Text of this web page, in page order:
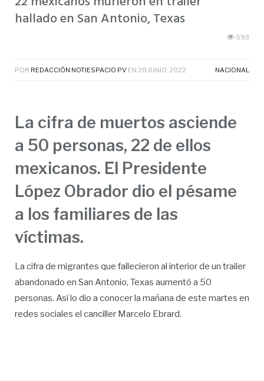
hallado en San Antonio, Texas
593
POR REDACCIÓN NOTIESPACIO PV EN 28 JUNIO, 2022 NACIONAL
La cifra de muertos asciende
a 50 personas, 22 de ellos
mexicanos. El Presidente
López Obrador dio el pésame
a los familiares de las
víctimas.
La cifra de migrantes que fallecieron al interior de un trailer
abandonado en San Antonio, Texas aumentó a 50
personas. Así lo dio a conocer la mañana de este martes en
redes sociales el canciller Marcelo Ebrard.